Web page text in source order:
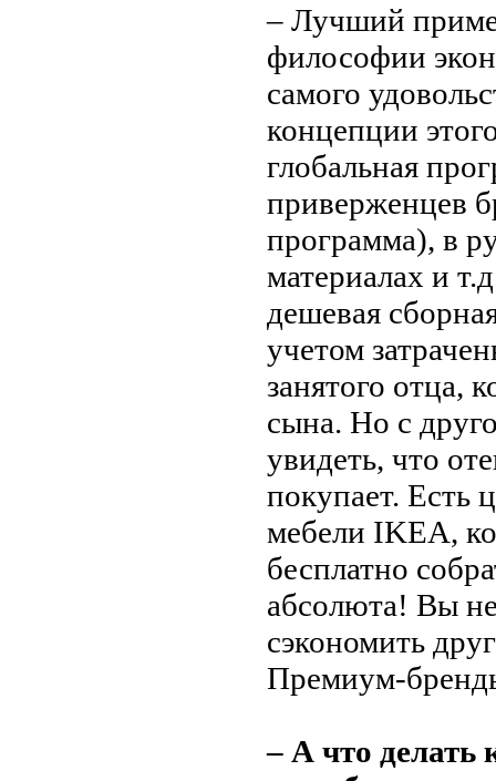
– Лучший
философии
самого
концепции
глобальная
приверженцев
программа), в
материалах и
дешевая
учетом
занятого отца,
сына. Но с
увидеть, что
покупает. Есть
мебели IKEA,
бесплатно
абсолюта! Вы
сэкономить
Премиум-
– А что